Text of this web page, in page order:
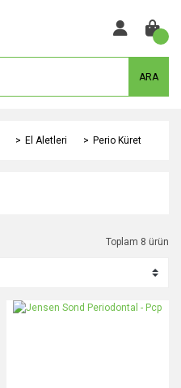
ARA
El Aletleri Perio Küret
Toplam 8 ürün